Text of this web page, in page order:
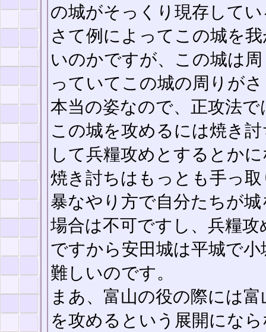
の城がそっくり現存して
さて例によってこの城を
いのかですが、この城は
っていてこの城の周りが
本当の姿なので、正攻法
この城を攻めるには焼き
して兵糧攻めとするとか
焼き討ちはもっとも手っ
暴なやり方で自分たちが
場合は不可ですし、兵糧
ですから安田城は平城で
難しいのです。
まあ、富山の役の際には
を攻めるという展開にな